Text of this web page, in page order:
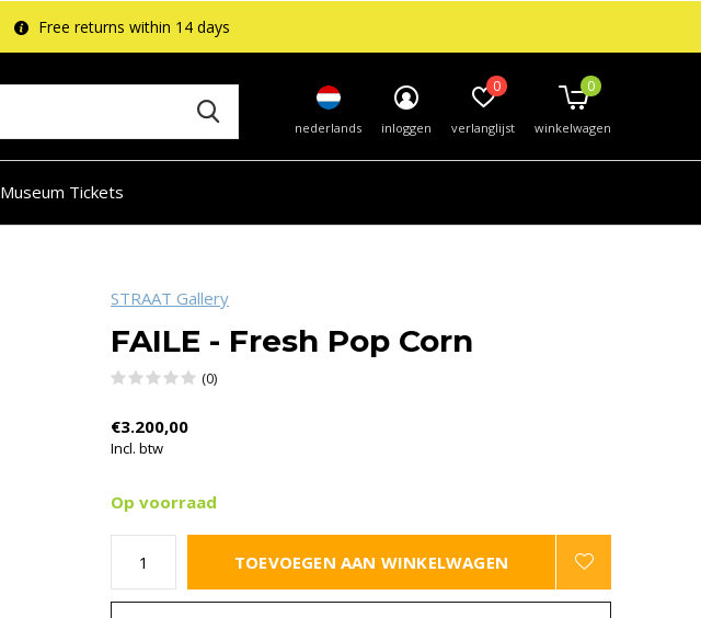
Museum Tickets
nederlands inloggen verlanglijst
0
winkelwagen
0
Free returns within 14 days
STRAAT Gallery
FAILE - Fresh Pop Corn
(0)
€3.200,00
Incl. btw
Op voorraad
TOEVOEGEN AAN WINKELWAGEN